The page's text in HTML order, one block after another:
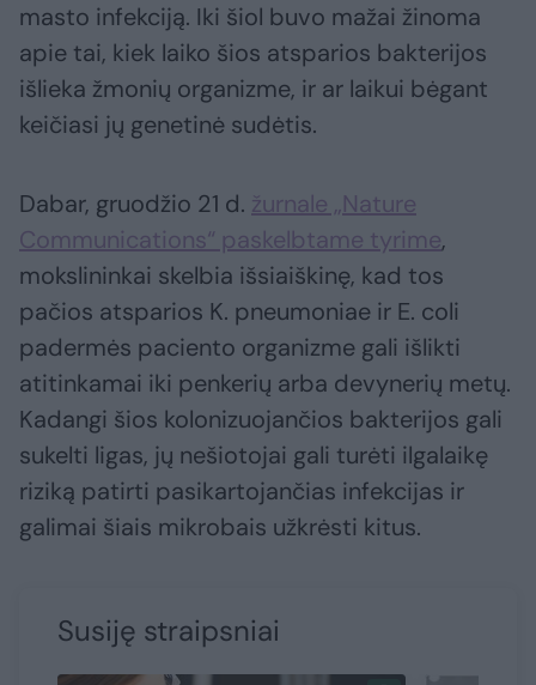
masto infekciją. Iki šiol buvo mažai žinoma
apie tai, kiek laiko šios atsparios bakterijos
išlieka žmonių organizme, ir ar laikui bėgant
keičiasi jų genetinė sudėtis.
Dabar, gruodžio 21 d. žurnale „Nature
Communications“ paskelbtame tyrime,
mokslininkai skelbia išsiaiškinę, kad tos
pačios atsparios K. pneumoniae ir E. coli
padermės paciento organizme gali išlikti
atitinkamai iki penkerių arba devynerių metų.
Kadangi šios kolonizuojančios bakterijos gali
sukelti ligas, jų nešiotojai gali turėti ilgalaikę
riziką patirti pasikartojančias infekcijas ir
galimai šiais mikrobais užkrėsti kitus.
Susiję straipsniai